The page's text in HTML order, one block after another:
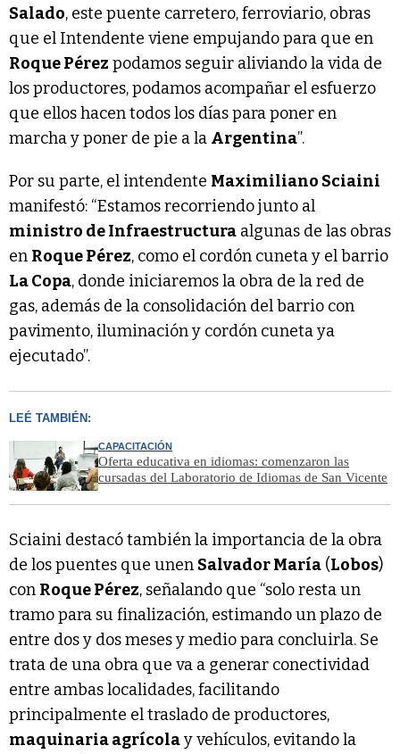
Salado, este puente carretero, ferroviario, obras
que el Intendente viene empujando para que en
Roque Pérez podamos seguir aliviando la vida de
los productores, podamos acompañar el esfuerzo
que ellos hacen todos los días para poner en
marcha y poner de pie a la Argentina”.
Por su parte, el intendente Maximiliano Sciaini
manifestó: “Estamos recorriendo junto al
ministro de Infraestructura algunas de las obras
en Roque Pérez, como el cordón cuneta y el barrio
La Copa, donde iniciaremos la obra de la red de
gas, además de la consolidación del barrio con
pavimento, iluminación y cordón cuneta ya
ejecutado”.
LEÉ TAMBIÉN:
CAPACITACIÓN
Oferta educativa en idiomas: comenzaron las
cursadas del Laboratorio de Idiomas de San Vicente
Sciaini destacó también la importancia de la obra
de los puentes que unen Salvador María (Lobos)
con Roque Pérez, señalando que “solo resta un
tramo para su finalización, estimando un plazo de
entre dos y dos meses y medio para concluirla. Se
trata de una obra que va a generar conectividad
entre ambas localidades, facilitando
principalmente el traslado de productores,
maquinaria agrícolay vehículos, evitando la